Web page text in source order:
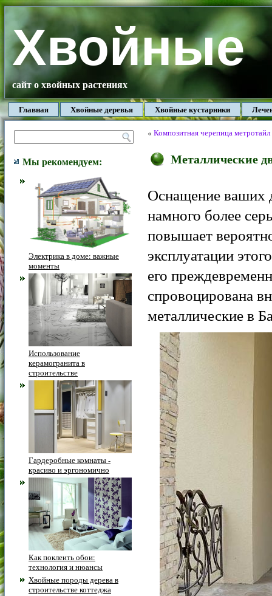
Хвойные
сайт о хвойных растениях
Главная Хвойные деревья Хвойные кустарники
Мы рекомендуем:
Электрика в доме: важные
моменты
Использование
керамогранита в
строительстве
Гардеробные комнаты -
красиво и эргономично
Как поклеить обои:
технология и нюансы
Хвойные породы дерева в
строительстве коттеджа
« Композитная черепица метротайл
Металлические
Оснащение ваших
намного более
повышает
эксплуатации
его
спровоцирована
металлические в